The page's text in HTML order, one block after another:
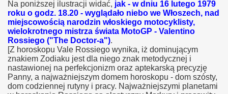
Na poniższej ilustracji widać, jak - w dniu 16 lutego 1979
roku o godz. 18.20 - wyglądało niebo we Włoszech, nad
miejscowością narodzin włoskiego motocyklisty,
wielokrotnego mistrza świata MotoGP - Valentino
Rossiego ("The Doctor-a").
[Z horoskopu Vale Rossiego wynika, iż dominującym
znakiem Zodiaku jest dla niego znak metodycznej i
nastawionej na perfekcjonizm oraz aptekarską precyzję
Panny, a najważniejszym domem horoskopu - dom szósty,
dom codziennej rutyny i pracy. Najważniejszymi planetami